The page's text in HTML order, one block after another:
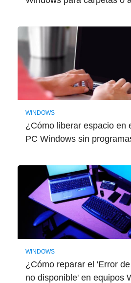
WINDOWS
¿Cómo liberar espacio en
PC Windows sin
WINDOWS
¿Cómo reparar el 'Error
no disponible' en equipos